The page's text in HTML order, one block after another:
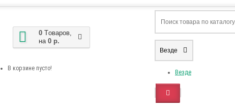
0 Tоваров,
на 0 р.
В корзине пусто!
Везде
Везде